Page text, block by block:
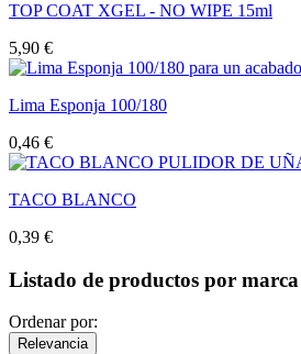
TOP COAT XGEL - NO WIPE 15ml
5,90 €
Lima Esponja 100/180
0,46 €
TACO BLANCO
0,39 €
Listado de productos por
Ordenar por:
Relevancia